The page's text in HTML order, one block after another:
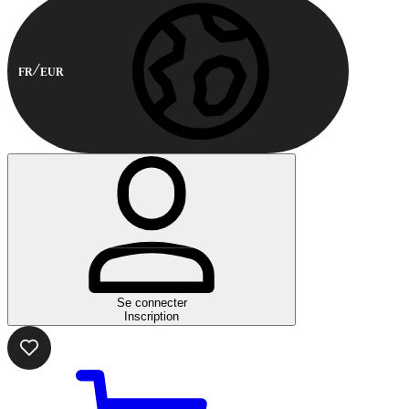
FR EUR
Se connecter
Inscription